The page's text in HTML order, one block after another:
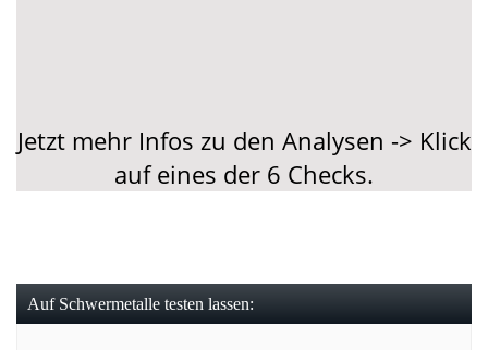
Jetzt mehr Infos zu den Analysen -> Klick
auf eines der 6 Checks.
Auf Schwermetalle testen lassen: